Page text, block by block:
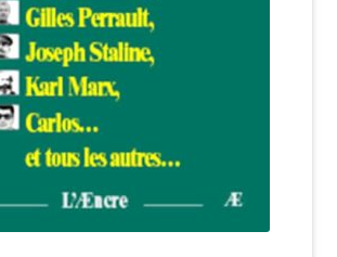
?
Randa